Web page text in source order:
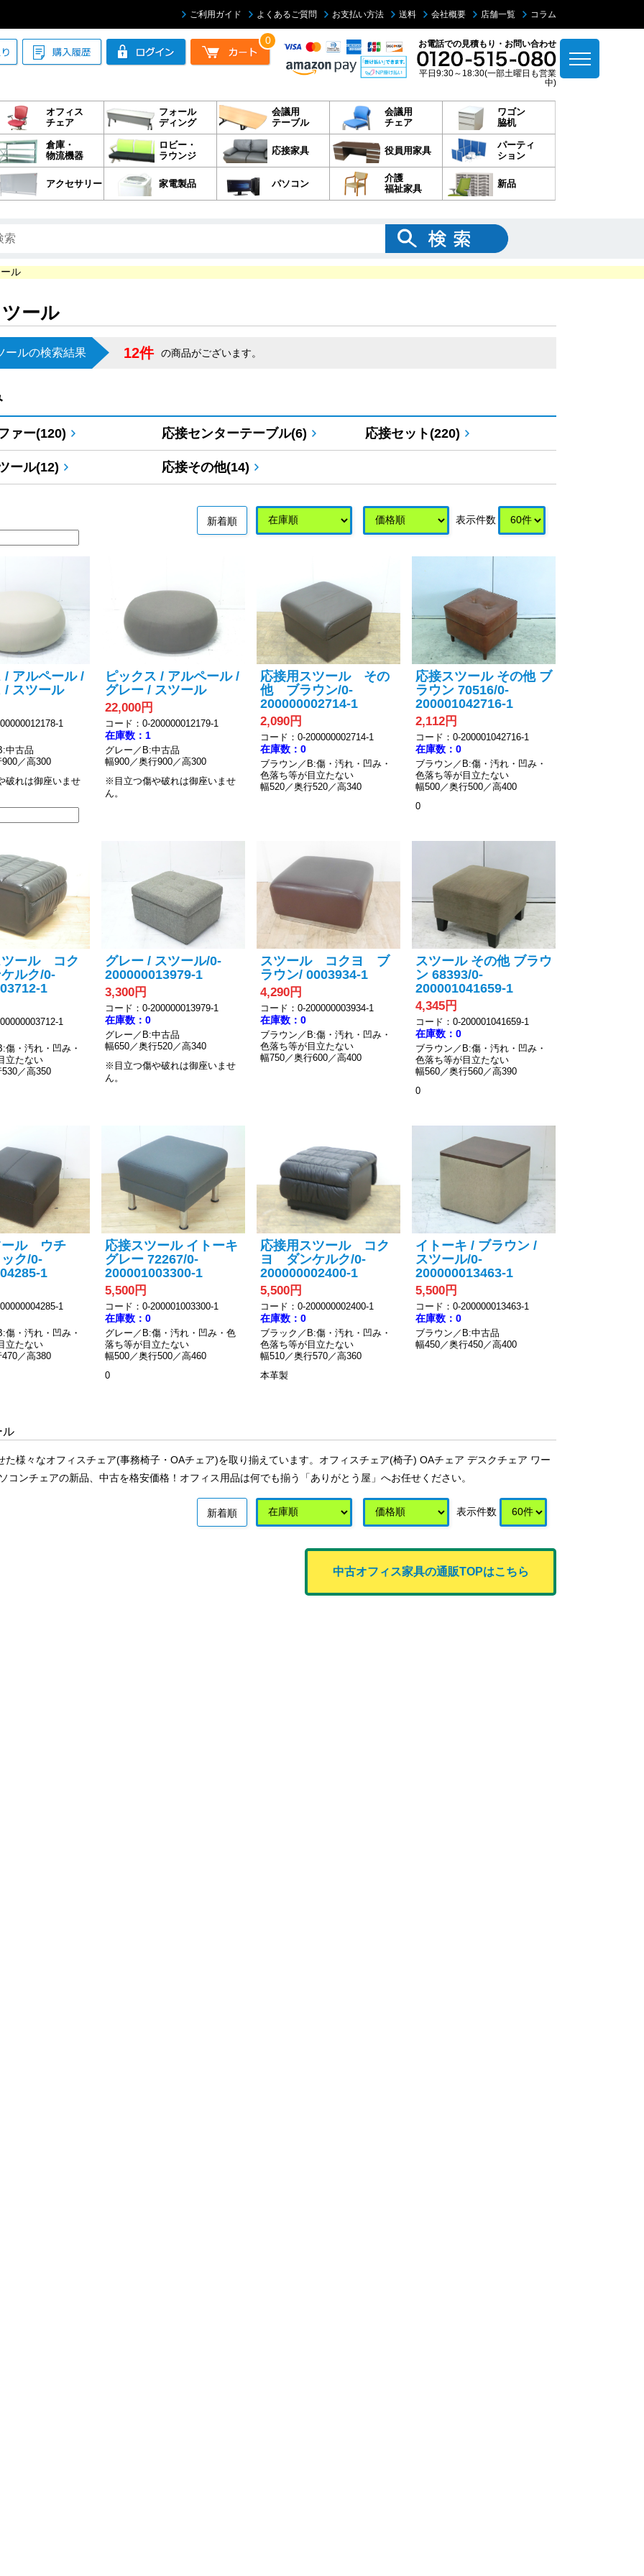
ご利用ガイド よくあるご質問 お支払い方法 送料 会社概要 店舗一覧 コラム
0 お電話での見積もり・お問い合わせ
平日9:30～18:30(一部土曜日も営業
中)
オフィス
チェア
フォール
ディング
会議用
テーブル
会議用
チェア
ワゴン
脇机
倉庫・
物流機器
ロビー・
ラウンジ
応接家具 役員用家具
パーティ
ション
アクセサリー 家電製品 パソコン
介護
福祉家具
新品
ル
ール
ールの検索結果 12件 の商品がございます。
ァー(120) 応接センターテーブル(6) 応接セット(220)
ール(12) 応接その他(14)
新着順 表示件数
/ アルペール /
/ スツール
1
中古品
／高300
破れは御座いませ
ピックス / アルペール /
グレー / スツール
22,000円
コード：0-200000012179-1
在庫数：1
グレー／B:中古品
幅900／奥行900／高300
※目立つ傷や破れは御座いませ
ん。
応接用スツール その
他 ブラウン/0-
200000002714-1
2,090円
コード：0-200000002714-1
在庫数：0
ブラウン／B:傷・汚れ・凹み・
色落ち等が目立たない
幅520／奥行520／高340
応接スツール その他 ブ
ラウン 70516/0-
200001042716-1
2,112円
コード：0-200001042716-1
在庫数：0
ブラウン／B:傷・汚れ・凹み・
色落ち等が目立たない
幅500／奥行500／高400
0
ツール コク
ルク/0-
1
1
傷・汚れ・凹み・
立たない
／高350
グレー / スツール/0-
200000013979-1
3,300円
コード：0-200000013979-1
在庫数：0
グレー／B:中古品
幅650／奥行520／高340
※目立つ傷や破れは御座いませ
ん。
スツール コクヨ ブ
ラウン/ 0003934-1
4,290円
コード：0-200000003934-1
在庫数：0
ブラウン／B:傷・汚れ・凹み・
色落ち等が目立たない
幅750／奥行600／高400
スツール その他 ブラウ
ン 68393/0-
200001041659-1
4,345円
コード：0-200001041659-1
在庫数：0
ブラウン／B:傷・汚れ・凹み・
色落ち等が目立たない
幅560／奥行560／高390
0
ール ウチ
ク/0-
1
1
傷・汚れ・凹み・
立たない
／高380
応接スツール イトーキ
グレー 72267/0-
200001003300-1
5,500円
コード：0-200001003300-1
在庫数：0
グレー／B:傷・汚れ・凹み・色
落ち等が目立たない
幅500／奥行500／高460
0
応接用スツール コク
ヨ ダンケルク/0-
200000002400-1
5,500円
コード：0-200000002400-1
在庫数：0
ブラック／B:傷・汚れ・凹み・
色落ち等が目立たない
幅510／奥行570／高360
本革製
イトーキ / ブラウン /
スツール/0-
200000013463-1
5,500円
コード：0-200000013463-1
在庫数：0
ブラウン／B:中古品
幅450／奥行450／高400
ル
た様々なオフィスチェア(事務椅子・OAチェア)を取り揃えています。オフィスチェア(椅子) OAチェア デスクチェア ワー
コンチェアの新品、中古を格安価格！オフィス用品は何でも揃う「ありがとう屋」へお任せください。
新着順 表示件数
中古オフィス家具の通販TOPはこちら